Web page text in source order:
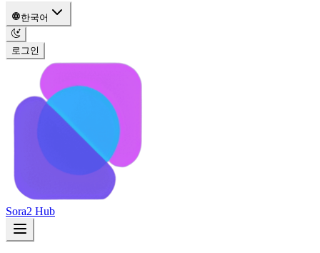
한국어
로그인
Sora2 Hub